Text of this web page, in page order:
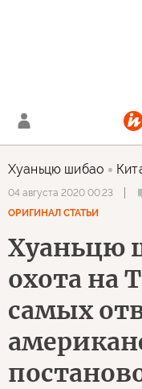
Хуаньцю шибао
04 августа 2020 00:23
ОРИГИНАЛ СТАТЬИ
Хуаньцю
охота на
самых